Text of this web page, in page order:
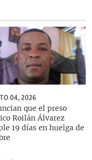
LATINA
04, 2026
que el preso
Roilán Álvarez
19 días en huelga de